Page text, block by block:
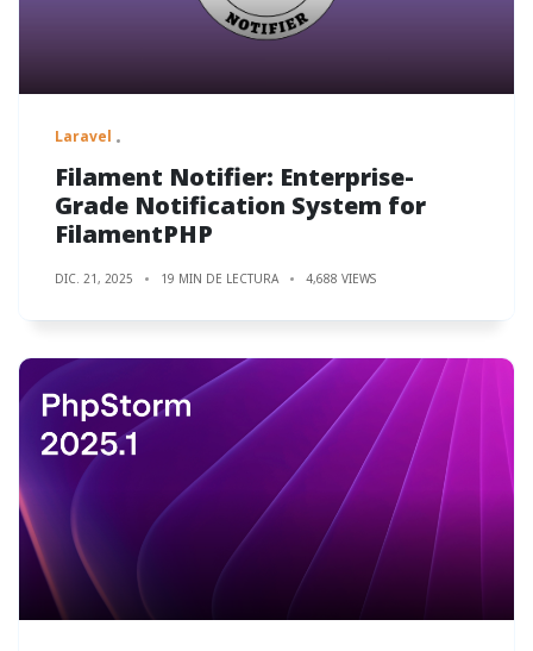
Laravel
Filament Notifier: Enterprise-
Grade Notification System for
FilamentPHP
DIC. 21, 2025 19 MIN DE LECTURA 4,688 VIEWS